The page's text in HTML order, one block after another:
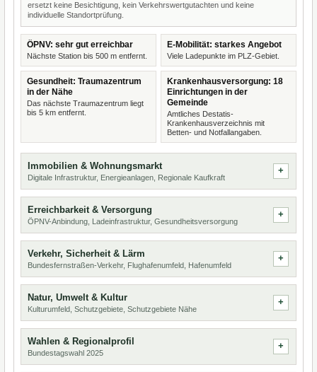
ersetzt keine Besichtigung, kein Verkehrswertgutachten und keine
individuelle Standortprüfung.
ÖPNV: sehr gut erreichbar
Nächste Station bis 500 m entfernt.
E-Mobilität: starkes Angebot
Viele Ladepunkte im PLZ-Gebiet.
Gesundheit: Traumazentrum
in der Nähe
Das nächste Traumazentrum liegt
bis 5 km entfernt.
Krankenhausversorgung: 18
Einrichtungen in der
Gemeinde
Amtliches Destatis-
Krankenhausverzeichnis mit
Betten- und Notfallangaben.
Immobilien & Wohnungsmarkt
Digitale Infrastruktur, Energieanlagen, Regionale Kaufkraft
Erreichbarkeit & Versorgung
ÖPNV-Anbindung, Ladeinfrastruktur, Gesundheitsversorgung
Verkehr, Sicherheit & Lärm
Bundesfernstraßen-Verkehr, Flughafenumfeld, Hafenumfeld
Natur, Umwelt & Kultur
Kulturumfeld, Schutzgebiete, Schutzgebiete Nähe
Wahlen & Regionalprofil
Bundestagswahl 2025